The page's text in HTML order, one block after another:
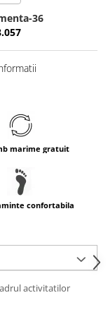
36
marime gratuit
confortabila
activitatilor